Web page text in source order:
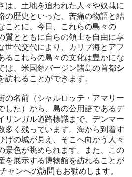
は、土地を追われた人々や奴隷に
の歴史といった、苦痛の物語と結
ことに、今日、これらの島々の
質とともに自らの領土を自由に享
世代交代により、カリブ海とアフ
るこれらの島々の文化は豊かにな
は、米国領バージン諸島の首都シ
訪れることができます。
の名前（シャルロッテ・アマリー
した）から、島の公用語であるデ
リンガル道路標識まで、デンマー
多く残っています。海から到着す
げの城が見え、そこへ向かう人々
景色が眺められます。また、この
を展示する博物館を訪れることが
ャンへの訪問もお勧めします。